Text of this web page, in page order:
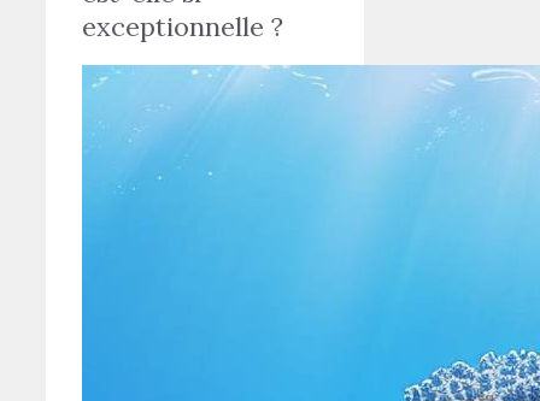
exceptionnelle ?